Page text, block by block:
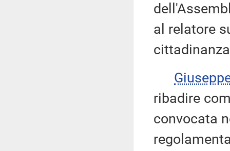
al relatore
ribadire
convocata